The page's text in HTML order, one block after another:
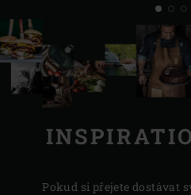
Pokud si přejete dostávat